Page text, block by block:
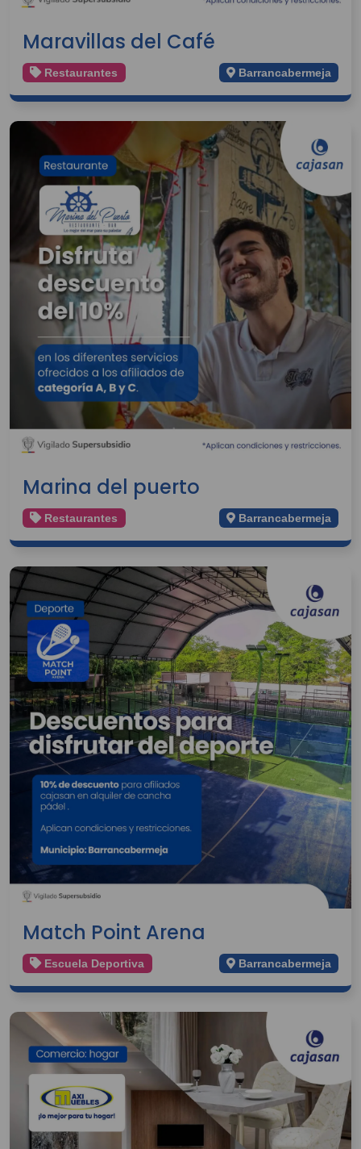
Maravillas del Café
Restaurantes Barrancabermeja
Marina del puerto
Restaurantes Barrancabermeja
Match Point Arena
Escuela Deportiva Barrancabermeja